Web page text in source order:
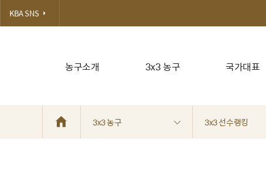
농구소개 3x3 농구 국가대표
KBA SNS
3x3 농구 3x3 선수랭킹